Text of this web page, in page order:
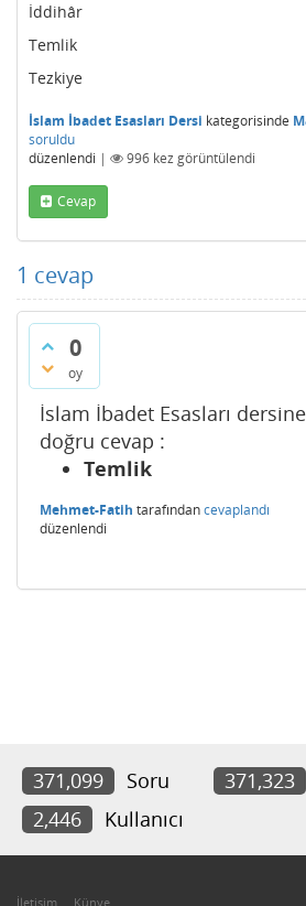
İddihâr
Temlik
Tezkiye
İslam İbadet Esasları Dersi kategorisinde
soruldu
düzenlendi | 996 kez görüntülendi
Cevap
1 cevap
0
oy
İslam İbadet Esasları
doğru cevap :
Temlik
Mehmet-Fatih tarafındancevaplandı
düzenlendi
371,099 Soru 371,323
2,446
Kullanıcı
İletişim Künye